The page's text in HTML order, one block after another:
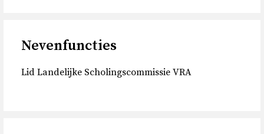
Nevenfuncties
Lid Landelijke Scholingscommissie VRA